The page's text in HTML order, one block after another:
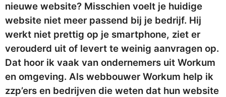
nieuwe website? Misschien voelt je huidige
website niet meer passend bij je bedrijf. Hij
werkt niet prettig op je smartphone, ziet er
verouderd uit of levert te weinig aanvragen op.
Dat hoor ik vaak van ondernemers uit Workum
en omgeving. Als webbouwer Workum help ik
zzp’ers en bedrijven die weten dat hun website